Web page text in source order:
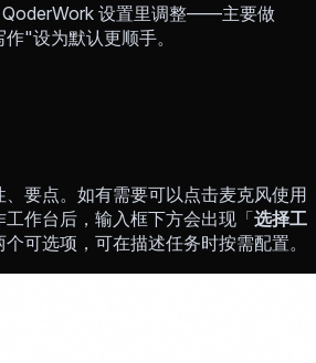
QoderWork 设置里调整——主要做
"设为默认更顺手。
要点。如有需要可以点击麦克风使用
工作台后，输入框下方会出现「选择工
个可选项，可在描述任务时按需配置。